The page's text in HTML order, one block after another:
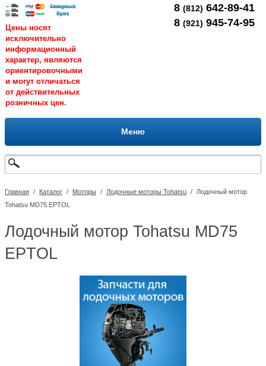
Цены носят
исключительно
информационный
характер, являются
ориентировочными
и могут отличаться
от действительных
розничных цен.
8 (812) 642-89-41
8 (921) 945-74-95
Меню
Главная / Каталог / Моторы / Лодочные моторы Tohatsu /
Лодочный мотор
Tohatsu MD75 EPTOL
Лодочный мотор Tohatsu MD75
EPTOL